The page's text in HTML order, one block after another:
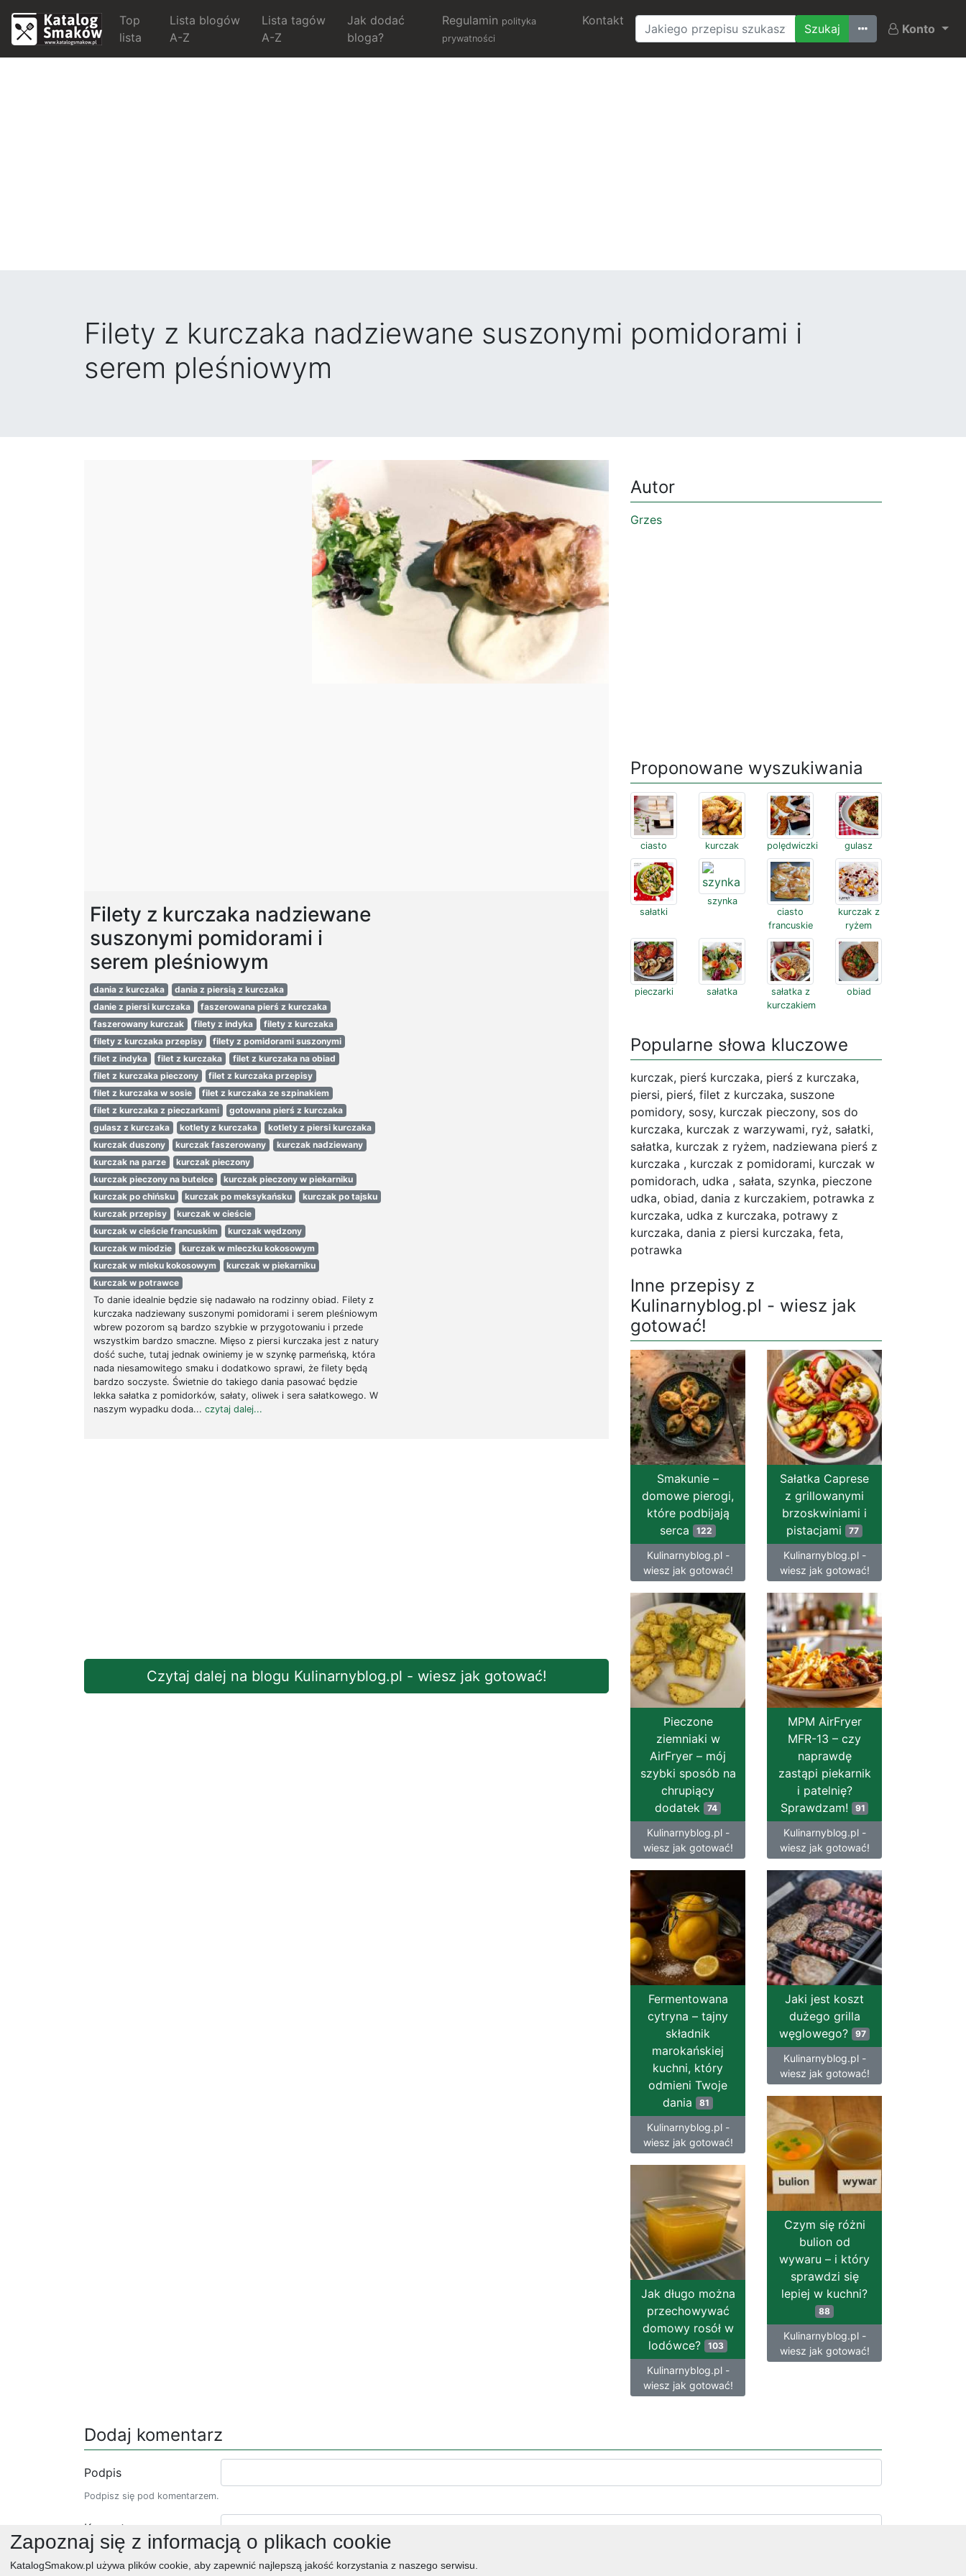
Top
lista
Lista blogów
A-Z
Lista tagów
A-Z
Jak dodać
bloga?
Regulamin polityka
prywatności
Kontakt
Ostatnio szukane
Konto
Filety z kurczaka nadziewane suszonymi pomidorami i
serem pleśniowym
Filety z kurczaka nadziewane
suszonymi pomidorami i
serem pleśniowym
dania z kurczaka
dania z piersią z kurczaka
danie z piersi kurczaka
faszerowana pierś z kurczaka
faszerowany kurczak
filety z indyka
filety z kurczaka
filety z kurczaka przepisy
filety z pomidorami suszonymi
filet z indyka
filet z kurczaka
filet z kurczaka na obiad
filet z kurczaka pieczony
filet z kurczaka przepisy
filet z kurczaka w sosie
filet z kurczaka ze szpinakiem
filet z kurczaka z pieczarkami
gotowana pierś z kurczaka
gulasz z kurczaka
kotlety z kurczaka
kotlety z piersi kurczaka
kurczak duszony
kurczak faszerowany
kurczak nadziewany
kurczak na parze
kurczak pieczony
kurczak pieczony na butelce
kurczak pieczony w piekarniku
kurczak po chińsku
kurczak po meksykańsku
kurczak po tajsku
kurczak przepisy
kurczak w cieście
kurczak w cieście francuskim
kurczak wędzony
kurczak w miodzie
kurczak w mleczku kokosowym
kurczak w mleku kokosowym
kurczak w piekarniku
kurczak w potrawce
To danie idealnie będzie się nadawało na rodzinny obiad. Filety z
kurczaka nadziewany suszonymi pomidorami i serem pleśniowym
wbrew pozorom są bardzo szybkie w przygotowaniu i przede
wszystkim bardzo smaczne. Mięso z piersi kurczaka jest z natury
dość suche, tutaj jednak owiniemy je w szynkę parmeńską, która
nada niesamowitego smaku i dodatkowo sprawi, że filety będą
bardzo soczyste. Świetnie do takiego dania pasować będzie
lekka sałatka z pomidorków, sałaty, oliwek i sera sałatkowego. W
naszym wypadku doda... czytaj dalej...
Czytaj dalej na blogu Kulinarnyblog.pl - wiesz jak gotować!
Autor
Grzes
Proponowane wyszukiwania
ciasto kurczak polędwiczki gulasz
sałatki
szynka
ciasto
francuskie
kurczak z
ryżem
pieczarki sałatka
sałatka z
kurczakiem
obiad
Popularne słowa kluczowe
kurczak, pierś kurczaka, pierś z kurczaka,
piersi, pierś, filet z kurczaka, suszone
pomidory, sosy, kurczak pieczony, sos do
kurczaka, kurczak z warzywami, ryż, sałatki,
sałatka, kurczak z ryżem, nadziewana pierś z
kurczaka , kurczak z pomidorami, kurczak w
pomidorach, udka , sałata, szynka, pieczone
udka, obiad, dania z kurczakiem, potrawka z
kurczaka, udka z kurczaka, potrawy z
kurczaka, dania z piersi kurczaka, feta,
potrawka
Inne przepisy z
Kulinarnyblog.pl - wiesz jak
gotować!
Smakunie –
domowe pierogi,
które podbijają
serca 122
Kulinarnyblog.pl -
wiesz jak gotować!
Sałatka Caprese
z grillowanymi
brzoskwiniami i
pistacjami 77
Kulinarnyblog.pl -
wiesz jak gotować!
Pieczone
ziemniaki w
AirFryer – mój
szybki sposób na
chrupiący
dodatek 74
Kulinarnyblog.pl -
wiesz jak gotować!
MPM AirFryer
MFR-13 – czy
naprawdę
zastąpi piekarnik
i patelnię?
Sprawdzam!
91
Kulinarnyblog.pl -
wiesz jak gotować!
Fermentowana
cytryna – tajny
składnik
marokańskiej
kuchni, który
odmieni Twoje
dania 81
Kulinarnyblog.pl -
wiesz jak gotować!
Jaki jest koszt
dużego grilla
węglowego? 97
Kulinarnyblog.pl -
wiesz jak gotować!
Czym się różni
bulion od
wywaru – i który
sprawdzi się
lepiej w kuchni?
88
Kulinarnyblog.pl -
wiesz jak gotować!
Jak długo można
przechowywać
domowy rosół w
lodówce? 103
Kulinarnyblog.pl -
wiesz jak gotować!
Dodaj komentarz
Podpis
Podpisz się pod komentarzem.
Komentarz
Zapoznaj się z informacją o plikach cookie
KatalogSmakow.pl używa plików cookie, aby zapewnić najlepszą jakość korzystania z naszego serwisu.